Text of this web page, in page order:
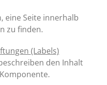
eine Seite innerhalb
zu finden.
(Labels)
den Inhalt